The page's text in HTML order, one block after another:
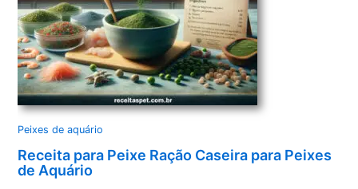
Peixes de aquário
Receita para Peixe Ração Caseira para Peixes
de Aquário